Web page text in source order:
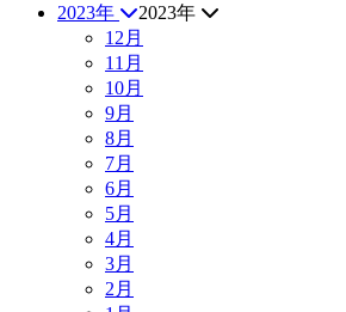
2023年
2023年
12月
11月
10月
9月
8月
7月
6月
5月
4月
3月
2月